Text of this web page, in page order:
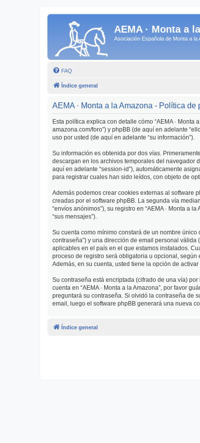
AEMA · Monta a
Asociación Española de Monta a la
FAQ
Índice general
AEMA · Monta a la Amazona - Política de
Esta política explica con detalle cómo “AEMA · Monta
amazona.com/foro”) y phpBB (de aquí en adelante
uso por usted (de aquí en adelante “su información”).
Su información es obtenida por dos vías.
descargan en los archivos temporales del navegador
aquí en adelante “session-id”), automáticamente
para registrar cuales han sido leídos, con objeto de
Además podemos crear cookies externas al software
creadas por el software phpBB. La segunda vía
“envíos anónimos”), su registro en “AEMA · Monta a
“sus mensajes”).
Su cuenta como mínimo constará de un nombre
contraseña”) y una dirección de email personal válida
aplicables en el país en el que estamos instalados.
proceso de registro será obligatoria u opcional, según
Además, en su cuenta, usted tiene la opción de
Su contraseña está encriptada (cifrado de una vía)
cuenta en “AEMA · Monta a la Amazona”, por favor
preguntará su contraseña. Si olvidó la contraseña de
email, luego el software phpBB generará una nueva
Índice general